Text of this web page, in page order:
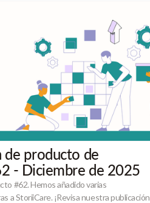
de producto de
- Diciembre de 2025
#62. Hemos añadido varias
a StoriiCare. ¡Revisa nuestra publicación